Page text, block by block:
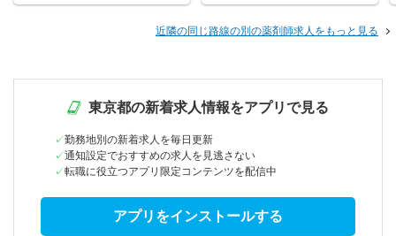
近隣の同じ路線の別の薬剤師求人をもっと見る
東京都の新着求人情報をアプリで見る
勤務地別の新着求人を毎日更新
通知設定でおすすめの求人を見逃さない
転職に役立つアプリ限定コンテンツを配信中
アプリをインストールする